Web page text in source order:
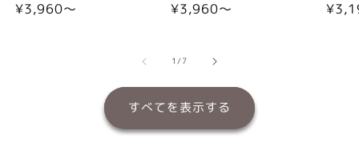
通
¥3,960〜
通
格
¥3,960〜
通
1/の
7
すべてを表示する